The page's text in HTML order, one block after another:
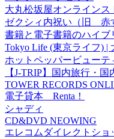
大丸松坂屋オンラインス
ゼクシィ内祝い（旧 赤
書籍と電子書籍のハイブ
Tokyo Life (東京ライフ) |
ホットペッパービューテ
【J-TRIP】国内旅行・
TOWER RECORDS
電子貸本 Renta！
シャディ
CD&DVD NEOWING
エレコムダイレクトショ